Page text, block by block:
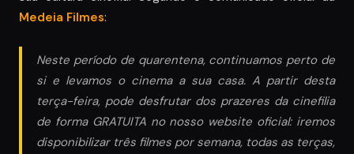
Medeia Filmes:
Neste período de quarentena, continuamos perto de
si e levamos o cinema a sua casa. A partir desta
terça-feira, pode desfrutar dos prazeres da cinefilia
de forma GRATUITA no nosso website oficial: iremos
disponibilizar três filmes por semana, todas as terças,